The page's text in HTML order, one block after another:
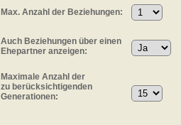
Max. Anzahl der Beziehungen:
Auch Beziehungen über einen
Ehepartner anzeigen:
Maximale Anzahl der
zu berücksichtigenden
Generationen: